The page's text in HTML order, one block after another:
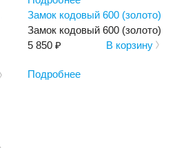
Замок кодовый 600 (золото)
Замок кодовый 600 (золото)
5 850 ₽
В корзину
Подробнее